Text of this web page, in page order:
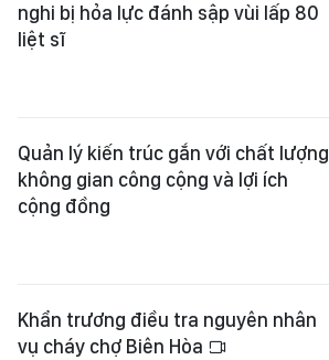
nghi bị hỏa lực đánh sập vùi lấp 80
liệt sĩ
Quản lý kiến trúc gắn với chất lượng
không gian công cộng và lợi ích
cộng đồng
Khẩn trương điều tra nguyên nhân
vụ cháy chợ Biên Hòa